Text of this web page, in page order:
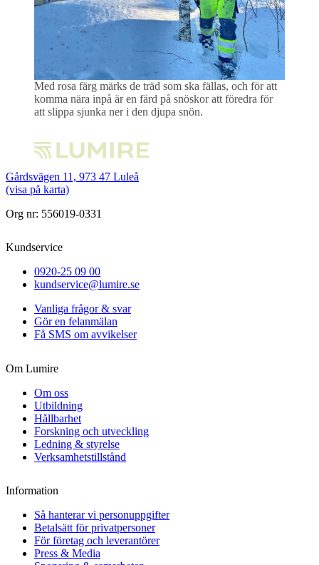
Med rosa färg märks de träd som ska fällas, och för att
komma nära inpå är en färd på snöskor att föredra för
att slippa sjunka ner i den djupa snön.
Gårdsvägen 11, 973 47 Luleå
(visa på karta)
Org nr: 556019-0331
Kundservice
0920-25 09 00
kundservice@lumire.se
Vanliga frågor & svar
Gör en felanmälan
Få SMS om avvikelser
Om Lumire
Om oss
Utbildning
Hållbarhet
Forskning och utveckling
Ledning & styrelse
Verksamhetstillstånd
Information
Så hanterar vi personuppgifter
Betalsätt för privatpersoner
För företag och leverantörer
Press & Media